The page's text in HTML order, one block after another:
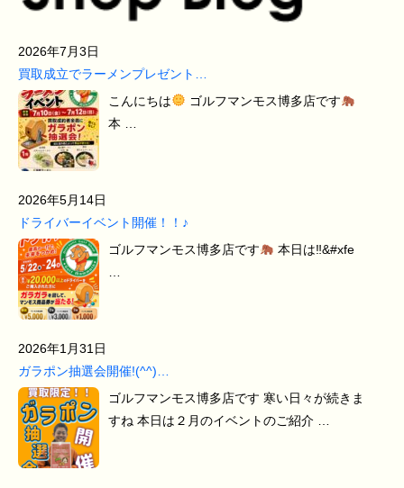
2026年7月3日
買取成立でラーメンプレゼント…
こんにちは
ゴルフマンモス博多店です
本 …
2026年5月14日
ドライバーイベント開催！！♪
ゴルフマンモス博多店です
本日は‼&#xfe
2026年1月31日
ガラポン抽選会開催!(^^)…
ゴルフマンモス博多店です 寒い日々が続きま
すね 本日は２月のイベントのご紹介 …